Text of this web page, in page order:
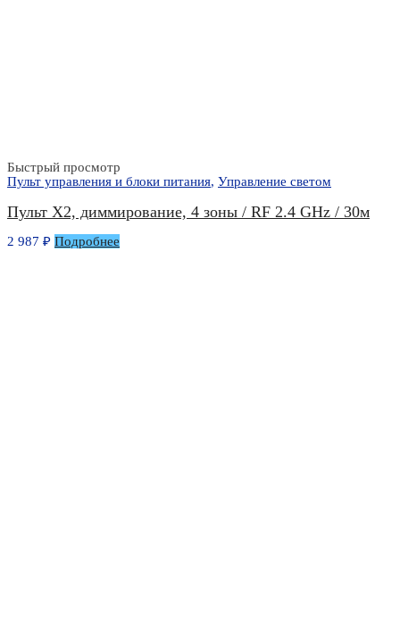
Быстрый просмотр
Пульт управления и блоки питания, Управление светом
Пульт X2, диммирование, 4 зоны / RF 2.4 GHz / 30м
2 987 ₽ Подробнее